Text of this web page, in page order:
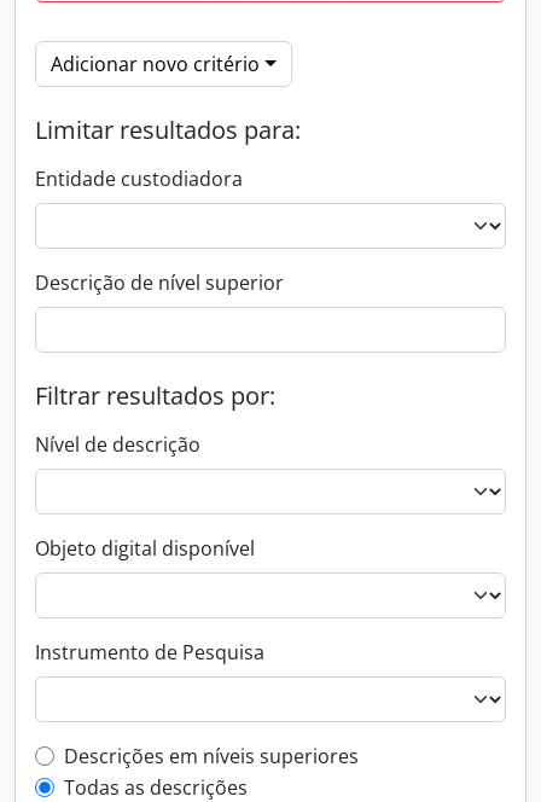
Adicionar novo critério
Limitar resultados para:
Entidade custodiadora
Descrição de nível superior
Filtrar resultados por:
Nível de descrição
Objeto digital disponível
Instrumento de Pesquisa
Filtro de descrição de nível superior
Descrições em níveis superiores
Todas as descrições